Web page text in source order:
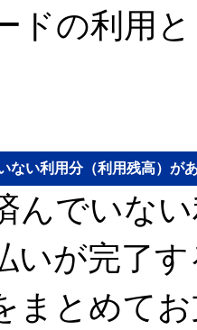
ドの利用
ない利用分（利用残高）が
んでいな
いが完了
まとめて